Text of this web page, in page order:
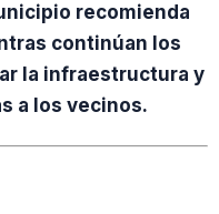
recomienda
continúan los
la infraestructura y
a los vecinos.